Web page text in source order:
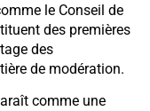
le Conseil de
des premières
des
de modération.
comme une